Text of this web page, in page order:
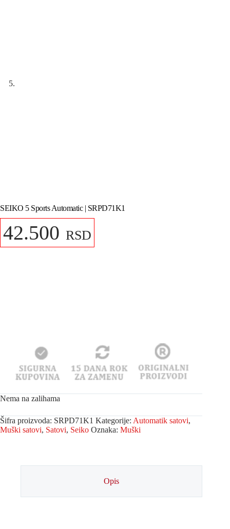
SEIKO 5 Sports Automatic | SRPD71K1
42.500 RSD
Nema na zalihama
Šifra proizvoda: SRPD71K1 Kategorije: Automatik satovi,
Muški satovi, Satovi, Seiko Oznaka: Muški
Opis